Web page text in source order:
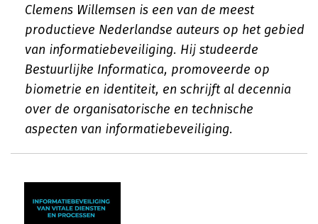
Clemens Willemsen is een van de meest
productieve Nederlandse auteurs op het gebied
van informatiebeveiliging. Hij studeerde
Bestuurlijke Informatica, promoveerde op
biometrie en identiteit, en schrijft al decennia
over de organisatorische en technische
aspecten van informatiebeveiliging.